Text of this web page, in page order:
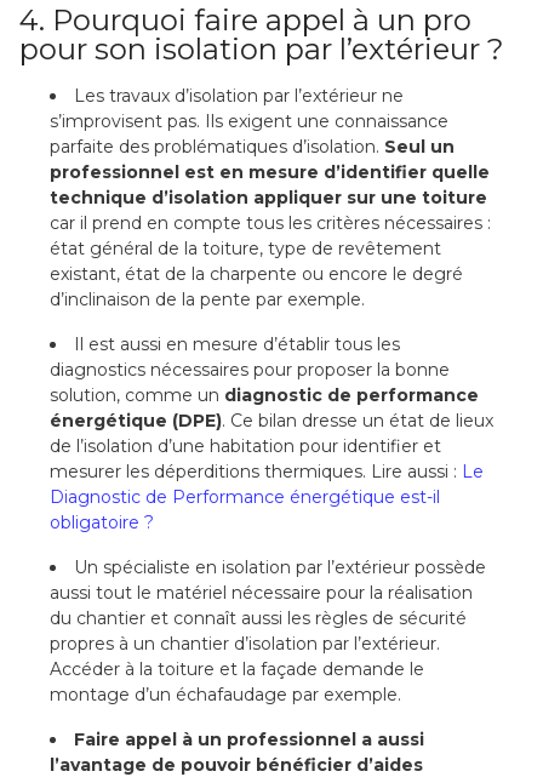
4. Pourquoi faire appel à un pro
pour son isolation par l’extérieur ?
Les travaux d’isolation par l’extérieur ne
s’improvisent pas. Ils exigent une connaissance
parfaite des problématiques d’isolation. Seul un
professionnel est en mesure d’identifier quelle
technique d’isolation appliquer sur une toiture
car il prend en compte tous les critères nécessaires :
état général de la toiture, type de revêtement
existant, état de la charpente ou encore le degré
d’inclinaison de la pente par exemple.
Il est aussi en mesure d’établir tous les
diagnostics nécessaires pour proposer la bonne
solution, comme un diagnostic de performance
énergétique (DPE). Ce bilan dresse un état de lieux
de l’isolation d’une habitation pour identifier et
mesurer les déperditions thermiques. Lire aussi : Le
Diagnostic de Performance énergétique est-il
obligatoire ?
Un spécialiste en isolation par l’extérieur possède
aussi tout le matériel nécessaire pour la réalisation
du chantier et connaît aussi les règles de sécurité
propres à un chantier d’isolation par l’extérieur.
Accéder à la toiture et la façade demande le
montage d’un échafaudage par exemple.
Faire appel à un professionnel a aussi
l’avantage de pouvoir bénéficier d’aides